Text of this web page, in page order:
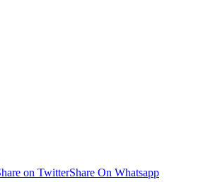
on TwitterShare On Whatsapp